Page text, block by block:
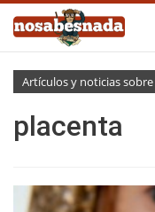
Artículos y noticias sobre
placenta